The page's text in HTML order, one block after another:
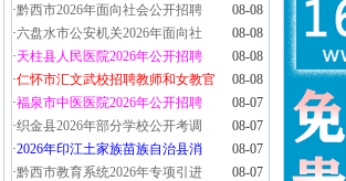
·黔西市2026年面向社会公开招聘
08-08
·六盘水市公安机关2026年面向社
08-08
·天柱县人民医院2026年公开招聘
08-08
·仁怀市汇文武校招聘教师和女教官
08-08
·福泉市中医医院2026年公开招聘
08-07
·织金县2026年部分学校公开考调
08-07
·2026年印江土家族苗族自治县消
08-07
·黔西市教育系统2026年专项引进
08-07